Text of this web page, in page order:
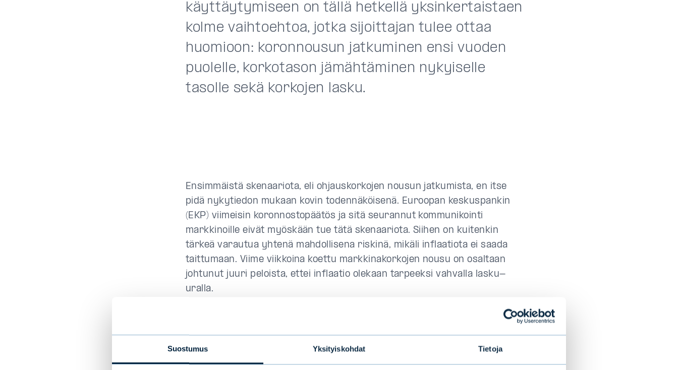
Suostumus Yksityiskohdat Tietoja
käyttäytymiseen on tällä hetkellä yksinkertaistaen
kolme vaihtoehtoa, jotka sijoittajan tulee ottaa
huomioon: koronnousun jatkuminen ensi vuoden
puolelle, korkotason jämähtäminen nykyiselle
tasolle sekä korkojen lasku.
Ensimmäistä skenaariota, eli ohjauskorkojen nousun jatkumista, en itse
pidä nykytiedon mukaan kovin todennäköisenä. Euroopan keskuspankin
(EKP) viimeisin koronnostopäätös ja sitä seurannut kommunikointi
markkinoille eivät myöskään tue tätä skenaariota. Siihen on kuitenkin
tärkeä varautua yhtenä mahdollisena riskinä, mikäli inflaatiota ei saada
taittumaan. Viime viikkoina koettu markkinakorkojen nousu on osaltaan
johtunut juuri peloista, ettei inflaatio olekaan tarpeeksi vahvalla lasku-
uralla.
käänteinen korkokäyrä lähtee siitä oletuksesta, että inflaatiopaineet